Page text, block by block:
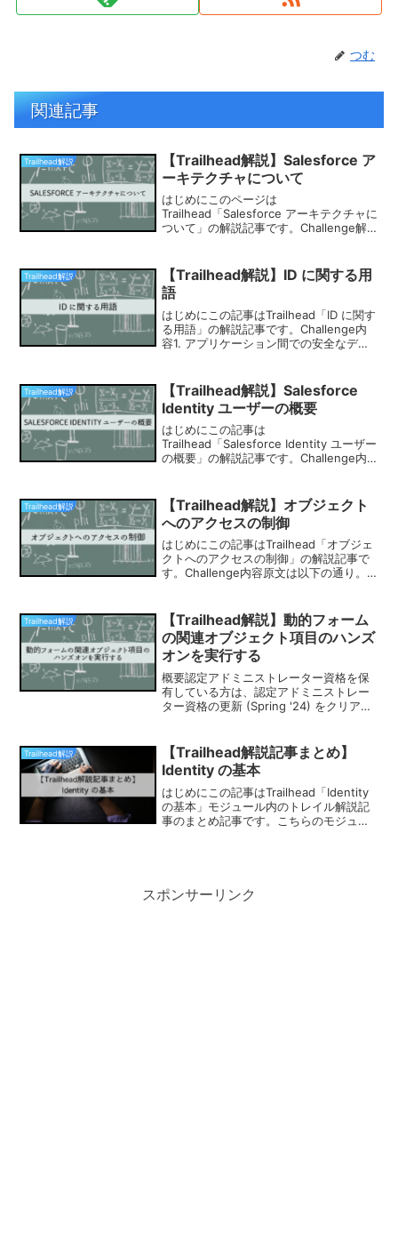
つむ
関連記事
Trailhead解説
【Trailhead解説】Salesforce ア
ーキテクチャについて
はじめにこのページは
Trailhead「Salesforce アーキテクチャに
ついて」の解説記事です。Challenge解
ですか?A. すべての顧客で主...
Trailhead解説
【Trailhead解説】ID に関する用
語
はじめにこの記事はTrailhead「ID に関す
る用語」の解説記事です。Challenge内
容1. アプリケーション間での安全なデー
OpenID C...
Trailhead解説
【Trailhead解説】Salesforce
Identity ユーザーの概要
はじめにこの記事は
Trailhead「Salesforce Identity ユーザー
の概要」の解説記事です。Challenge内
インペ...
Trailhead解説
【Trailhead解説】オブジェクト
へのアクセスの制御
はじめにこの記事はTrailhead「オブジェ
クトへのアクセスの制御」の解説記事で
す。Challenge内容原文は以下の通り。
ていきます。プロファイル作成既存の...
Trailhead解説
【Trailhead解説】動的フォーム
の関連オブジェクト項目のハンズ
オンを実行する
概要認定アドミニストレーター資格を保
有している方は、認定アドミニストレー
ター資格の更新 (Spring '24) をクリアす
すので、忘れないうちにサクッと終わら
せて...
Trailhead解説
【Trailhead解説記事まとめ】
Identity の基本
はじめにこの記事はTrailhead「Identity
の基本」モジュール内のトレイル解説記
事のまとめ記事です。こちらのモジュー
スポンサーリンク